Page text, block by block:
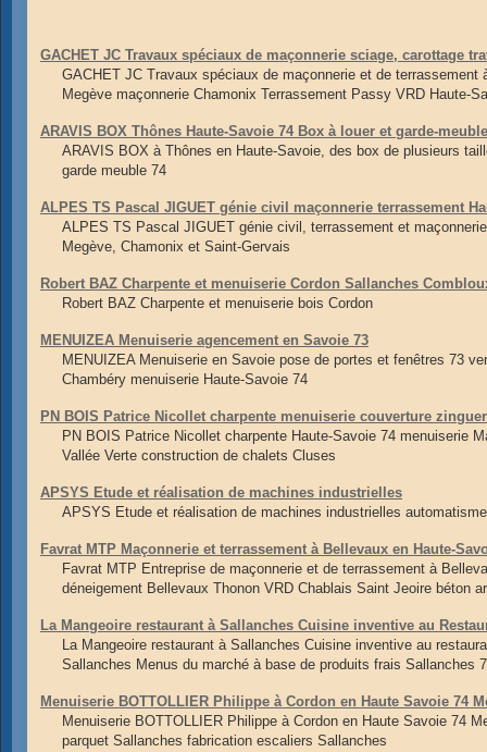
GACHET JC Travaux spéciaux de maçonnerie sciage, carottage
GACHET JC Travaux spéciaux de maçonnerie et de
Megève maçonnerie Chamonix Terrassement Passy VRD Haute-
ARAVIS BOX Thônes Haute-Savoie 74 Box à louer et garde-meuble
ARAVIS BOX à Thônes en Haute-Savoie, des box de plusieurs
garde meuble 74
ALPES TS Pascal JIGUET génie civil maçonnerie terrassement
ALPES TS Pascal JIGUET génie civil, terrassement et
Megève, Chamonix et Saint-Gervais
Robert BAZ Charpente et menuiserie Cordon Sallanches
Robert BAZ Charpente et menuiserie bois Cordon
MENUIZEA Menuiserie agencement en Savoie 73
MENUIZEA Menuiserie en Savoie pose de portes et fenêtres 73
Chambéry menuiserie Haute-Savoie 74
PN BOIS Patrice Nicollet charpente menuiserie couverture
PN BOIS Patrice Nicollet charpente Haute-Savoie 74 menuiserie
Vallée Verte construction de chalets Cluses
APSYS Etude et réalisation de machines industrielles
APSYS Etude et réalisation de machines industrielles
Favrat MTP Maçonnerie et terrassement à Bellevaux en Haute-
Favrat MTP Entreprise de maçonnerie et de terrassement à
déneigement Bellevaux Thonon VRD Chablais Saint Jeoire béton
La Mangeoire restaurant à Sallanches Cuisine inventive au
La Mangeoire restaurant à Sallanches Cuisine inventive au
Sallanches Menus du marché à base de produits frais Sallanches
Menuiserie BOTTOLLIER Philippe à Cordon en Haute Savoie 74
Menuiserie BOTTOLLIER Philippe à Cordon en Haute Savoie 74
parquet Sallanches fabrication escaliers Sallanches